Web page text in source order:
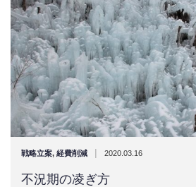
戦略立案, 経費削減 | 2020.03.16
不況期の凌ぎ方